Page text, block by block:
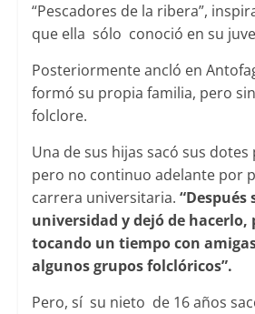
“Pescadores de la ribera”,
que ella sólo conoció en su
Posteriormente ancló en
formó su propia familia, pero
folclore.
Una de sus hijas sacó sus
pero no continuo adelante por
carrera universitaria. “Después
universidad y dejó de hacerlo,
tocando un tiempo con
algunos grupos folclóricos”.
Pero, sí su nieto de 16 años